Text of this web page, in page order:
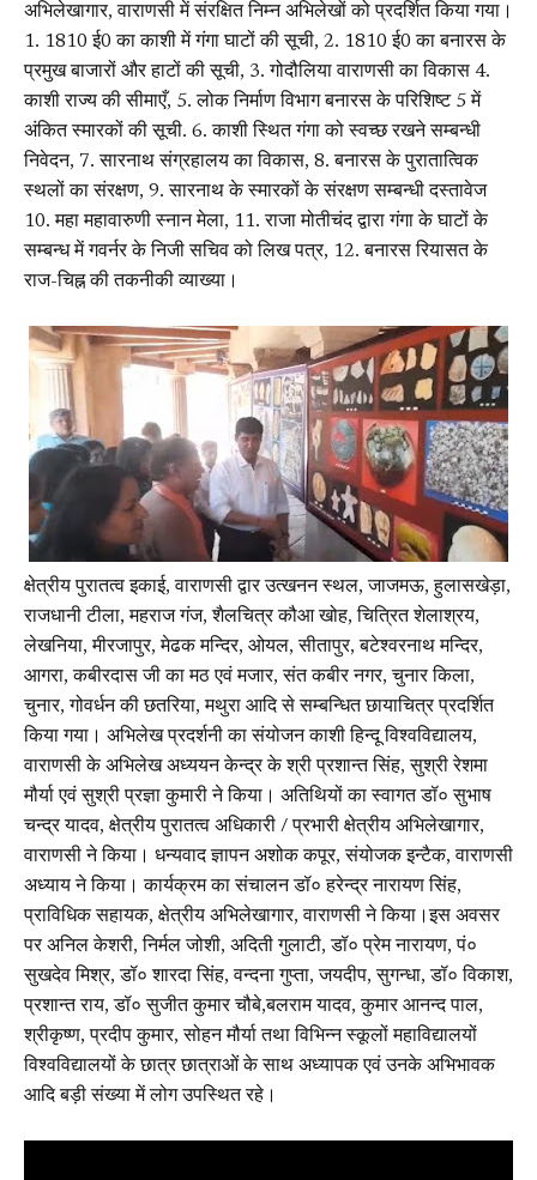
अभिलेखागार, वाराणसी में संरक्षित निम्न अभिलेखों को प्रदर्शित किया गया।
1. 1810 ई0 का काशी में गंगा घाटों की सूची, 2. 1810 ई0 का बनारस के
प्रमुख बाजारों और हाटों की सूची, 3. गोदौलिया वाराणसी का विकास 4.
काशी राज्य की सीमाएँ, 5. लोक निर्माण विभाग बनारस के परिशिष्ट 5 में
अंकित स्मारकों की सूची. 6. काशी स्थित गंगा को स्वच्छ रखने सम्बन्धी
निवेदन, 7. सारनाथ संग्रहालय का विकास, 8. बनारस के पुरातात्विक
स्थलों का संरक्षण, 9. सारनाथ के स्मारकों के संरक्षण सम्बन्धी दस्तावेज
10. महा महावारुणी स्नान मेला, 11. राजा मोतीचंद द्वारा गंगा के घाटों के
सम्बन्ध में गवर्नर के निजी सचिव को लिख पत्र, 12. बनारस रियासत के
राज-चिह्न की तकनीकी व्याख्या।
क्षेत्रीय पुरातत्व इकाई, वाराणसी द्वार उत्खनन स्थल, जाजमऊ, हुलासखेड़ा,
राजधानी टीला, महराज गंज, शैलचित्र कौआ खोह, चित्रित शेलाश्रय,
लेखनिया, मीरजापुर, मेढक मन्दिर, ओयल, सीतापुर, बटेश्वरनाथ मन्दिर,
आगरा, कबीरदास जी का मठ एवं मजार, संत कबीर नगर, चुनार किला,
चुनार, गोवर्धन की छतरिया, मथुरा आदि से सम्बन्धित छायाचित्र प्रदर्शित
किया गया। अभिलेख प्रदर्शनी का संयोजन काशी हिन्दू विश्वविद्यालय,
वाराणसी के अभिलेख अध्ययन केन्द्र के श्री प्रशान्त सिंह, सुश्री रेशमा
मौर्या एवं सुश्री प्रज्ञा कुमारी ने किया। अतिथियों का स्वागत डॉ० सुभाष
चन्द्र यादव, क्षेत्रीय पुरातत्व अधिकारी / प्रभारी क्षेत्रीय अभिलेखागार,
वाराणसी ने किया। धन्यवाद ज्ञापन अशोक कपूर, संयोजक इन्टैक, वाराणसी
अध्याय ने किया। कार्यक्रम का संचालन डॉ० हरेन्द्र नारायण सिंह,
प्राविधिक सहायक, क्षेत्रीय अभिलेखागार, वाराणसी ने किया।इस अवसर
पर अनिल केशरी, निर्मल जोशी, अदिती गुलाटी, डॉ० प्रेम नारायण, पं०
सुखदेव मिश्र, डॉ० शारदा सिंह, वन्दना गुप्ता, जयदीप, सुगन्धा, डॉ० विकाश,
प्रशान्त राय, डॉ० सुजीत कुमार चौबे,बलराम यादव, कुमार आनन्द पाल,
श्रीकृष्ण, प्रदीप कुमार, सोहन मौर्या तथा विभिन्न स्कूलों महाविद्यालयों
विश्वविद्यालयों के छात्र छात्राओं के साथ अध्यापक एवं उनके अभिभावक
आदि बड़ी संख्या में लोग उपस्थित रहे।